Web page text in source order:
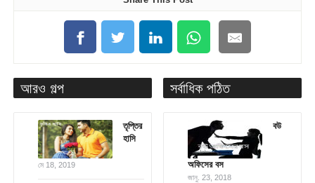
আরও গল্প
তৃপ্তির
হাসি
মে 18, 2019
সর্বাধিক পঠিত
বউ
অফিসের বস
জানু. 23, 2018